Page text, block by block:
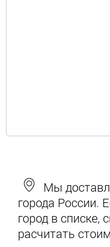
Мы
города России.
город в списке,
расчитать